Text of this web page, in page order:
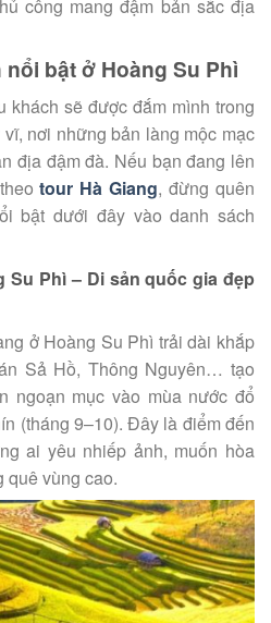
công mang đậm bản sắc địa
bật ở Hoàng Su Phì
sẽ được đắm mình trong
nơi những bản làng mộc mạc
địa đậm đà. Nếu bạn đang lên
tour Hà Giang, đừng quên
bật dưới đây vào danh sách
Su Phì – Di sản quốc gia đẹp
ở Hoàng Su Phì trải dài khắp
Sả Hồ, Thông Nguyên… tạo
ngoạn mục vào mùa nước đổ
(tháng 9–10). Đây là điểm đến
ai yêu nhiếp ảnh, muốn hòa
quê vùng cao.